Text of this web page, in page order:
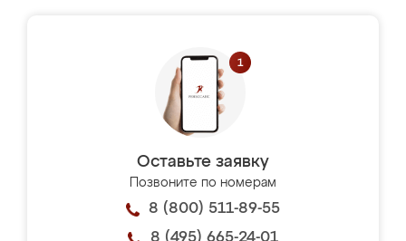
Оставьте заявку
Позвоните по номерам
8 (800) 511-89-55
8 (495) 665-24-01